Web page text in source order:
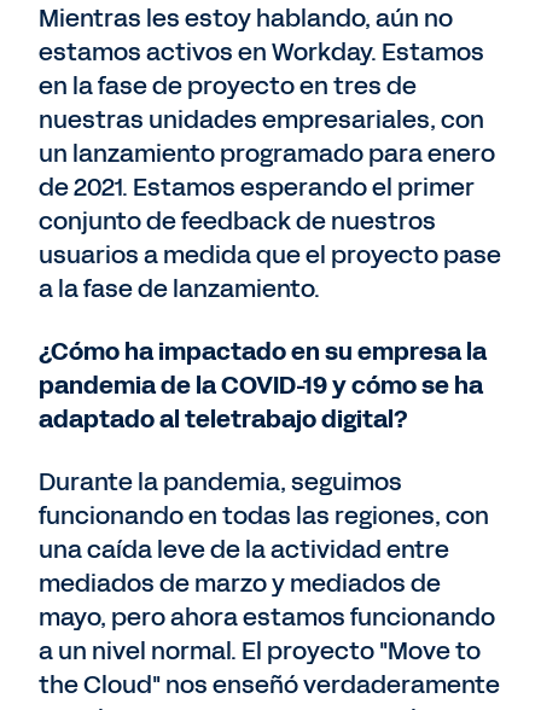
Mientras les estoy hablando, aún no
estamos activos en Workday. Estamos
en la fase de proyecto en tres de
nuestras unidades empresariales, con
un lanzamiento programado para enero
de 2021. Estamos esperando el primer
conjunto de feedback de nuestros
usuarios a medida que el proyecto pase
a la fase de lanzamiento.
¿Cómo ha impactado en su empresa la
pandemia de la COVID-19 y cómo se ha
adaptado al teletrabajo digital?
Durante la pandemia, seguimos
funcionando en todas las regiones, con
una caída leve de la actividad entre
mediados de marzo y mediados de
mayo, pero ahora estamos funcionando
a un nivel normal. El proyecto "Move to
the Cloud" nos enseñó verdaderamente